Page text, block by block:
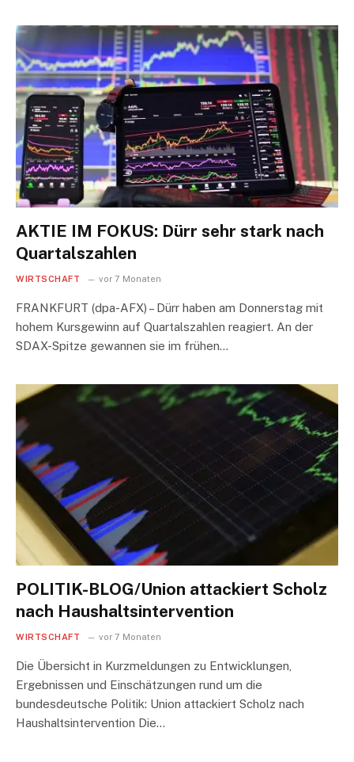
AKTIE IM FOKUS: Dürr sehr stark nach
Quartalszahlen
WIRTSCHAFT vor 7 Monaten
FRANKFURT (dpa-AFX) – Dürr haben am Donnerstag mit
hohem Kursgewinn auf Quartalszahlen reagiert. An der
SDAX-Spitze gewannen sie im frühen…
POLITIK-BLOG/Union attackiert Scholz
nach Haushaltsintervention
WIRTSCHAFT vor 7 Monaten
Die Übersicht in Kurzmeldungen zu Entwicklungen,
Ergebnissen und Einschätzungen rund um die
bundesdeutsche Politik: Union attackiert Scholz nach
Haushaltsintervention Die…